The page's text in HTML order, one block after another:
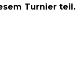
Turnier teil.